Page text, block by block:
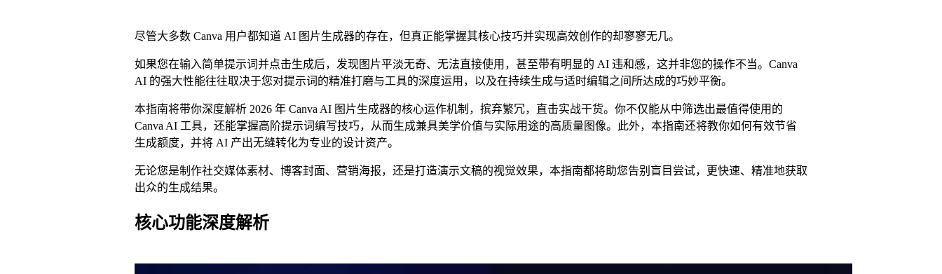
尽管大多数 Canva 用户都知道 AI 图片生成器的存在，但真正能掌握其核心技巧并实现高效创作的却寥寥无几。
如果您在输入简单提示词并点击生成后，发现图片平淡无奇、无法直接使用，甚至带有明显的 AI 违和感，这并非您的操作不当。Canva
AI 的强大性能往往取决于您对提示词的精准打磨与工具的深度运用，以及在持续生成与适时编辑之间所达成的巧妙平衡。
本指南将带你深度解析 2026 年 Canva AI 图片生成器的核心运作机制，摈弃繁冗，直击实战干货。你不仅能从中筛选出最值得使用的
Canva AI 工具，还能掌握高阶提示词编写技巧，从而生成兼具美学价值与实际用途的高质量图像。此外，本指南还将教你如何有效节省
生成额度，并将 AI 产出无缝转化为专业的设计资产。
无论您是制作社交媒体素材、博客封面、营销海报，还是打造演示文稿的视觉效果，本指南都将助您告别盲目尝试，更快速、精准地获取
出众的生成结果。
核心功能深度解析